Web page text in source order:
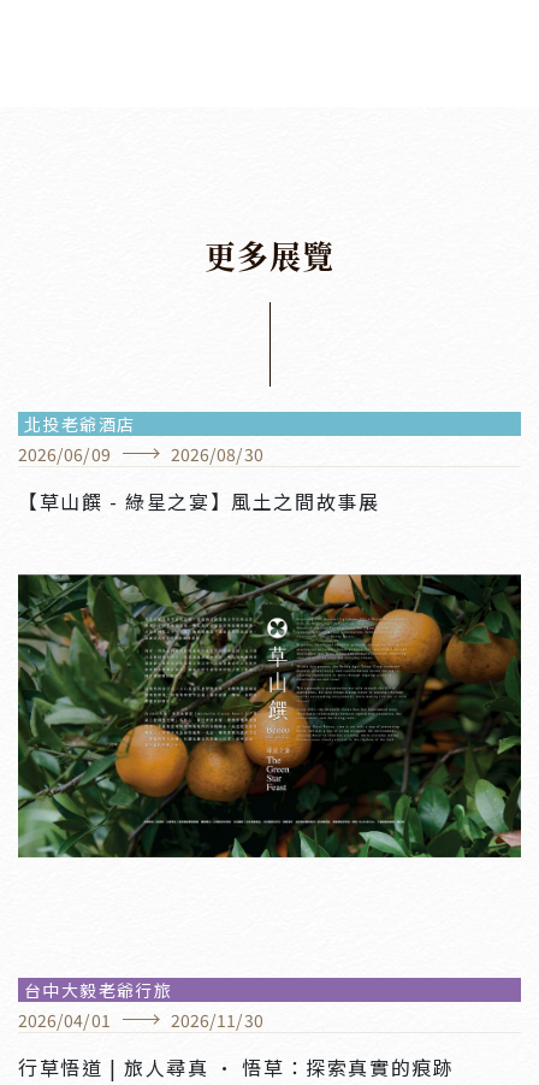
走進南港行旅開放的餐憩空間，邀請了盛浩偉、劉星
感動味蕾的同時，觀看由文字砌鑿出臺北城市生活的不
同樣貌，即使觀者無法深入臺北的各個角落與不同時
代，仍能藉由食物來召喚那些存在於臺北時空序列的生
命經驗。
計品味的特色分支，藉由藝術作品所帶來超越言語感官
的特殊體驗，連結世界各國旅者自身的生命記憶，疊合
至臺北的在地印象而產生時空間的震盪迴響，希望來訪
的觀眾旅客，不論短居或長駐，皆能在臺北找到與自身
相呼應的腦海圖景。
媒體報導
非池中｜台北當代藝術館x南港老爺行旅 開幕首
展《旅人風景─臺北日常》 聯手以當代藝術訴
說臺北城市故事
更多展覽
北投老爺酒店
2026/06/09 2026/08/30
【草山饌 - 綠星之宴】風土之間故事展
台中大毅老爺行旅
2026/04/01 2026/11 /30
行草悟道 | 旅人尋真 · 悟草：探索真實的痕跡